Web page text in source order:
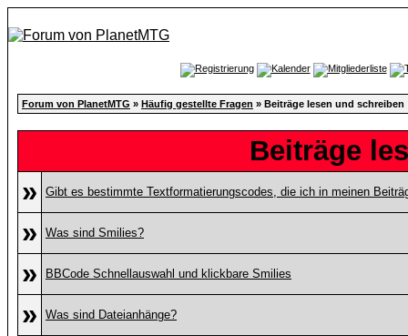
Forum von PlanetMTG » Häufig gestellte Fragen » Beiträge lesen und schreiben
Beiträge
»
Gibt es bestimmte Textformatierungscodes, die ich in meinen
» Was sind Smilies?
» BBCode Schnellauswahl und klickbare Smilies
» Was sind Dateianhänge?